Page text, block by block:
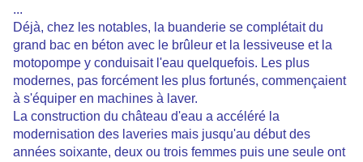
...
Déjà, chez les notables, la buanderie se complétait du
grand bac en béton avec le brûleur et la lessiveuse et la
motopompe y conduisait l'eau quelquefois. Les plus
modernes, pas forcément les plus fortunés, commençaient
à s'équiper en machines à laver.
La construction du château d'eau a accéléré la
modernisation des laveries mais jusqu'au début des
années soixante, deux ou trois femmes puis une seule ont